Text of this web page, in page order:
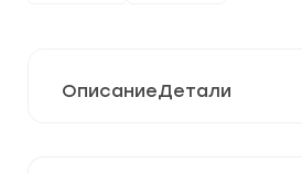
ОписаниеДетали